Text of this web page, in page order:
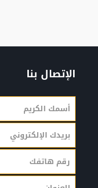
الإتصال بنا